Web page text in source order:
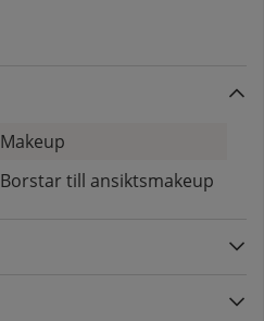
Makeup
Borstar till ansiktsmakeup